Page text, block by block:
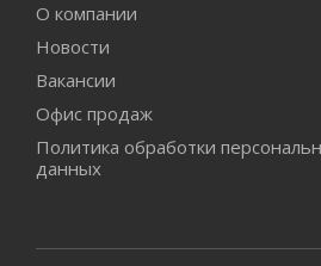
О компании
Новости
Вакансии
Офис продаж
Политика обработки
данных